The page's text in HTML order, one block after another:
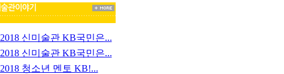
2018 신미술관 KB국민은...
2018 신미술관 KB국민은...
2018 청소년 멘토 KB!...